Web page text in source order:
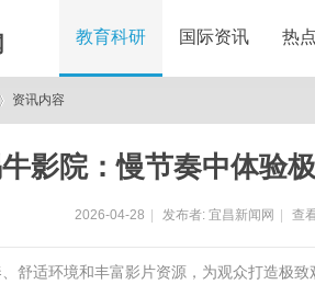
教育科研 国际资讯 热
资讯内容
影院：慢节奏中体验
2026-04-28 发布者: 宜昌新闻网 查
舒适环境和丰富影片资源，为观众打造极